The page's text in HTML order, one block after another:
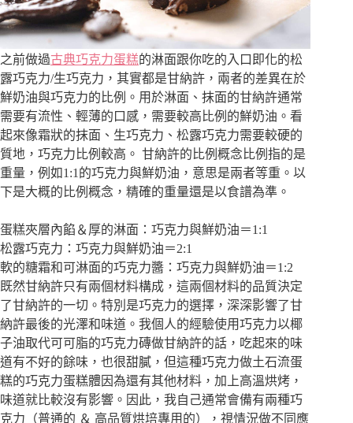
之前做過古典巧克力蛋糕的淋面跟你吃的入口即化的松
露巧克力/生巧克力，其實都是甘納許，兩者的差異在於
鮮奶油與巧克力的比例。用於淋面、抹面的甘納許通常
需要有流性、輕薄的口感，需要較高比例的鮮奶油。看
起來像霜狀的抹面、生巧克力、松露巧克力需要較硬的
質地，巧克力比例較高。 甘納許的比例概念比例指的是
重量，例如1:1的巧克力與鮮奶油，意思是兩者等重。以
下是大概的比例概念，精確的重量還是以食譜為準。
蛋糕夾層內餡＆厚的淋面：巧克力與鮮奶油＝1:1
松露巧克力：巧克力與鮮奶油＝2:1
軟的糖霜和可淋面的巧克力醬：巧克力與鮮奶油＝1:2
既然甘納許只有兩個材料構成，這兩個材料的品質決定
了甘納許的一切。特別是巧克力的選擇，深深影響了甘
納許最後的光澤和味道。我個人的經驗使用巧克力以椰
子油取代可可脂的巧克力磚做甘納許的話，吃起來的味
道有不好的餘味，也很甜膩，但這種巧克力做土石流蛋
糕的巧克力蛋糕體因為還有其他材料，加上高溫烘烤，
味道就比較沒有影響。因此，我自己通常會備有兩種巧
克力（普通的 ＆ 高品質烘培專用的），視情況做不同應